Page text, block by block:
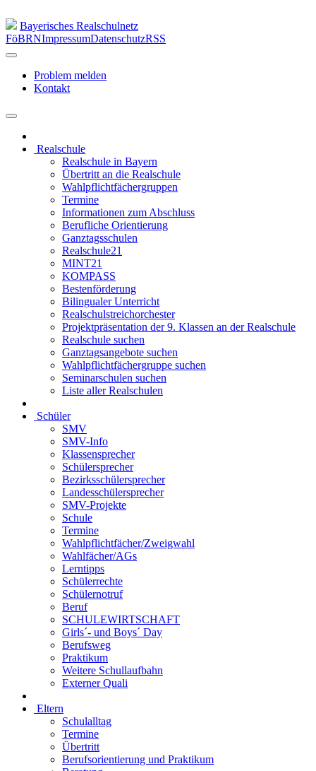
Bayerisches Realschulnetz
FöBRNImpressumDatenschutzRSS
Problem melden
Kontakt
Realschule
Realschule in Bayern
Übertritt an die Realschule
Wahlpflichtfächergruppen
Termine
Informationen zum Abschluss
Berufliche Orientierung
Ganztagsschulen
Realschule21
MINT21
KOMPASS
Bestenförderung
Bilingualer Unterricht
Realschulstreichorchester
Projektpräsentation der 9. Klassen an der Realschule
Realschule suchen
Ganztagsangebote suchen
Wahlpflichtfächergruppe suchen
Seminarschulen suchen
Liste aller Realschulen
Schüler
SMV
SMV-Info
Klassensprecher
Schülersprecher
Bezirksschülersprecher
Landesschülersprecher
SMV-Projekte
Schule
Termine
Wahlpflichtfächer/Zweigwahl
Wahlfächer/AGs
Lerntipps
Schülerrechte
Schülernotruf
Beruf
SCHULEWIRTSCHAFT
Girls´- und Boys´ Day
Berufsweg
Praktikum
Weitere Schullaufbahn
Externer Quali
Eltern
Schulalltag
Termine
Übertritt
Berufsorientierung und Praktikum